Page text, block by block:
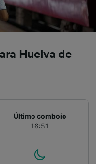
Huelva de
Último comboio
16:51